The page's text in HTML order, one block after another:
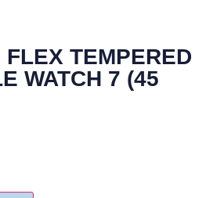
TEMPERED
WATCH 7 (45